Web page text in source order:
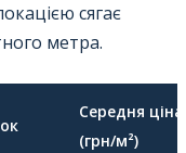
сягає
метра.
Середня ціна
(грн/м²)